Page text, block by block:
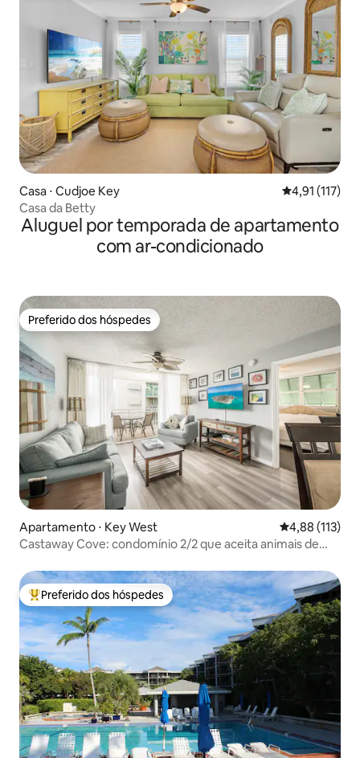
Casa ⋅ Cudjoe Key 4,91 de uma
4,91 (117)
Casa da Betty
Aluguel por temporada de apartamento
com ar-condicionado
Preferido dos hóspedes
Preferido dos hóspedes
Apartamento ⋅ Key West 4,88 de uma
4,88 (113)
Castaway Cove: condomínio 2/2 que aceita animais de
Entre os melhores preferidos dos hóspedes
Preferido dos hóspedes